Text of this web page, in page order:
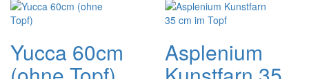
Yucca 60cm Asplenium